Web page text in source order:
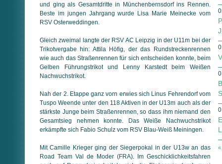
und ging als Gesamtdritte in Münchenbernsdorf ins Rennen.
Beste im jungen Jahrgang wurde Lisa Marie Meinecke vom
RSV Osterweddingen.
Gleich zweimal langte der RSV AC Leipzig in der U11m bei der
Trikotvergabe hin: Attila Höfig, der das Rundstreckenrennen
wie auch das Straßenrennen für sich entscheiden konnte, beim
Gelben Führungstrikot und Lenny Karstedt beim Weißen
Nachwuchstrikot.
Nah der 2. Etappe ganz vorn erwies sich Linus Fehrendorf vom
Tuspo Weende unter den 118 Aktiven in der U13m auch als der
stärkste Junge beim Straßenrennen, so dass ihm niemand den
Gesamtsieg nehmen konnte. Das Weiße Nachwuchstrikot
erkämpfte sich Fabio Schulz vom RSV Blau-Weiß Meiningen.
Mit Camille Krieger ging der Siegerpokal in der U13w an das
Road Team Val de Moder (FRA). Im Geschicklichkeitsfahren
«